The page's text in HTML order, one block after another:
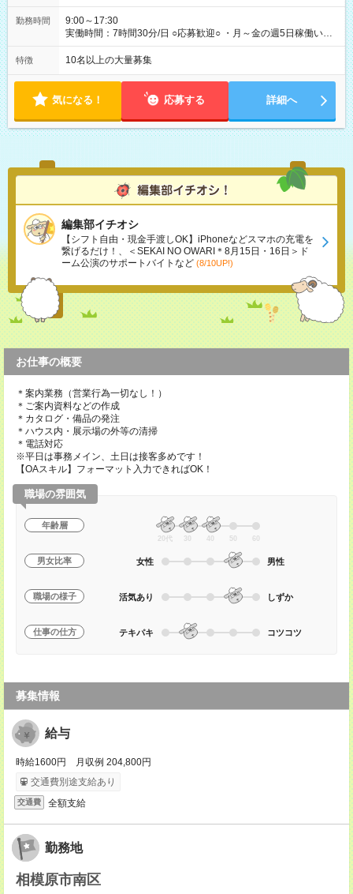
勤務時間
9:00～17:30
実働時間：7時間30分/日 ○応募歓迎○ ・月～金の週5日稼働いた
だける方 ・実働時間：7.5時間（休憩1時間）
特徴 10名以上の大量募集
気になる！ 応募する 詳細へ
編集部イチオシ
【シフト自由・現金手渡しOK】iPhoneなどスマホの充電を
繋げるだけ！、＜SEKAI NO OWARI＊8月15日・16日＞ド
ーム公演のサポートバイトなど (8/10UP!)
お仕事の概要
＊案内業務（営業行為一切なし！）
＊ご案内資料などの作成
＊カタログ・備品の発注
＊ハウス内・展示場の外等の清掃
＊電話対応
※平日は事務メイン、土日は接客多めです！
【OAスキル】フォーマット入力できればOK！
職場の雰囲気
年齢層
20代 30 40 50 60
男女比率 女性 男性
職場の様子 活気あり しずか
仕事の仕方 テキパキ コツコツ
募集情報
給与
時給1600円 月収例 204,800円
交通費別途支給あり
交通費 全額支給
勤務地
相模原市南区